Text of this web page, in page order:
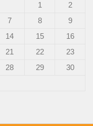
1
2
7 8
9
14 15
16
21 22
23
28 29
30